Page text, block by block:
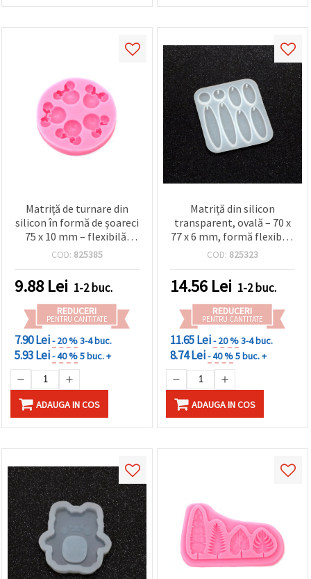
Matriță de turnare din
silicon în formă de șoareci
75 x 10 mm – flexibilă,
reutilizabilă pentru rășină
polimeric, săpun, ceară de
lumânări, DIY & bijuterii
COD: 825385
9.88 Lei 1-2 buc.
REDUCERI
PENTRU CANTITATE
7.90 Lei- 20 %3-4 buc.
5.93 Lei- 40 %5 buc. +
ADAUGA IN COS
Matriță din silicon
transparent, ovală – 70 x
77 x 6 mm, formă flexibilă
reutilizabilă cu pini
ideală pentru cercei,
pandantive și bijuterii DIY
din rășină epoxidică
COD: 825323
14.56 Lei 1-2 buc.
REDUCERI
PENTRU CANTITATE
11.65 Lei- 20 %3-4 buc.
8.74 Lei- 40 %5 buc. +
ADAUGA IN COS